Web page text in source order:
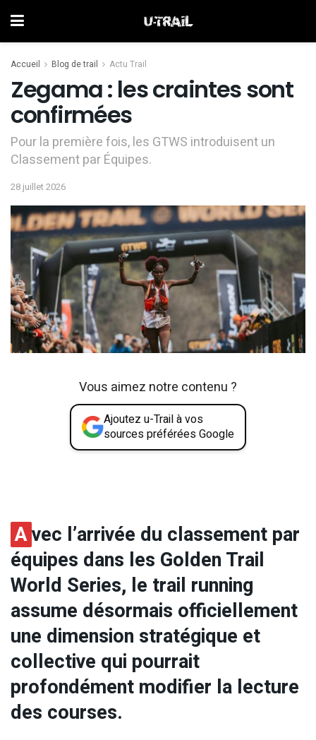
Accueil Blog de trail Actu Trail
Zegama : les craintes sont
confirmées
Pour la première fois, les GTWS introduisent un
Classement par Équipes.
28 juillet 2026
Vous aimez notre contenu ?
Ajoutez u-Trail à vos
sources préférées Google
Avec l’arrivée du classement par
équipes dans les Golden Trail
World Series, le trail running
assume désormais officiellement
une dimension stratégique et
collective qui pourrait
profondément modifier la lecture
des courses.